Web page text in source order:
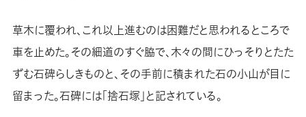
草木に覆われ、これ以上進むのは困難だと思われるところで
車を止めた。その細道のすぐ脇で、木々の間にひっそりとたた
ずむ石碑らしきものと、その手前に積まれた石の小山が目に
留まった。石碑には「捨石塚」と記されている。